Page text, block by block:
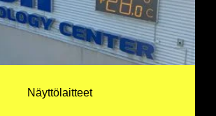
Näyttölaitteet